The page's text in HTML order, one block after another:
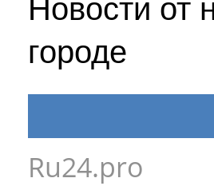
Новости от
городе
Ru24.pro